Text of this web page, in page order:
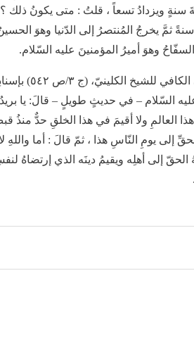
سنةٍ ويزدادُ تسعاً ، قلتُ : متى يكونُ ذلك
ثمَّ يخرجُ المُنتصرُ إلى الدّنيا وهوَ
وهوَ أميرُ المؤمنينَ عليه السّلام.
قلتُ: وقد أشارَ إلى ذلكَ تلميحاً الإمامُ الصّادقُ عليه السّلام كما في الكافي للشيخ
السّلام – في حديثٍ طويلٍ – قالَ: يا بريدُ
العالمِ ولا أقيمَ في هذا الخلقِ حدٌّ منذُ
إلى يومِ النّاسِ هذا ، ثمّ قالَ : أما واللهِ
الحقّ إلى أهلِه ويقيمُ دينَه الذي إرتضاهُ